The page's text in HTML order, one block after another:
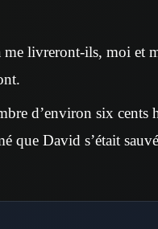
livreront-ils, moi et
d’environ six
que David s’était